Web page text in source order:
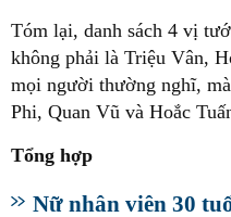
Tóm lại, danh sách 4 vị
không phải là Triệu Vân,
mọi người thường nghĩ,
Phi, Quan Vũ và Hoắc
Tổng hợp
Nữ nhân viên 30